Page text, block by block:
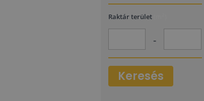
Raktár terület
-
Keresés